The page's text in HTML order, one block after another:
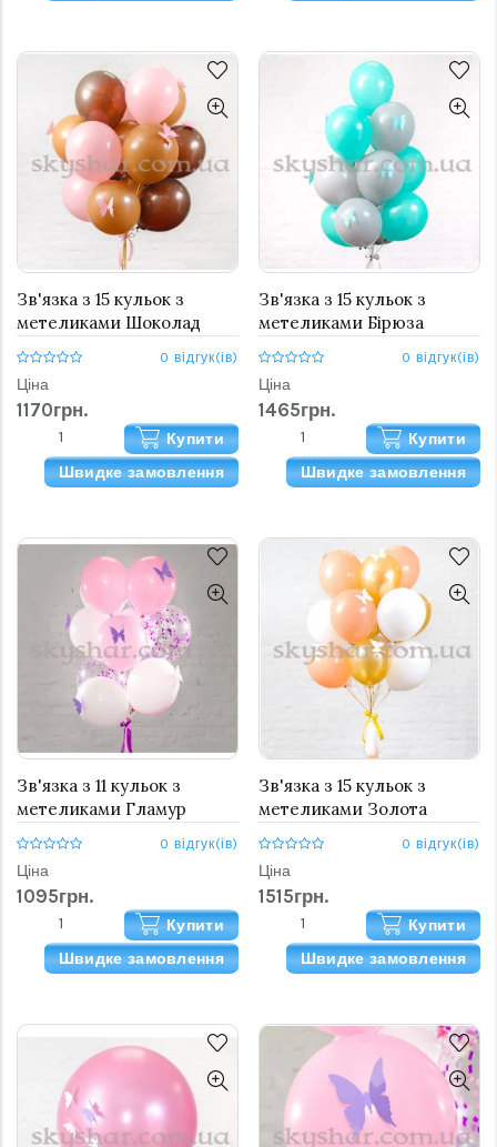
Зв'язка з 15 кульок з
метеликами Шоколад
0 відгук(ів)
Ціна
1170грн.
Купити
Швидке замовлення
Зв'язка з 15 кульок з
метеликами Бірюза
0 відгук(ів)
Ціна
1465грн.
Купити
Швидке замовлення
Зв'язка з 11 кульок з
метеликами Гламур
0 відгук(ів)
Ціна
1095грн.
Купити
Швидке замовлення
Зв'язка з 15 кульок з
метеликами Золота
0 відгук(ів)
Ціна
1515грн.
Купити
Швидке замовлення